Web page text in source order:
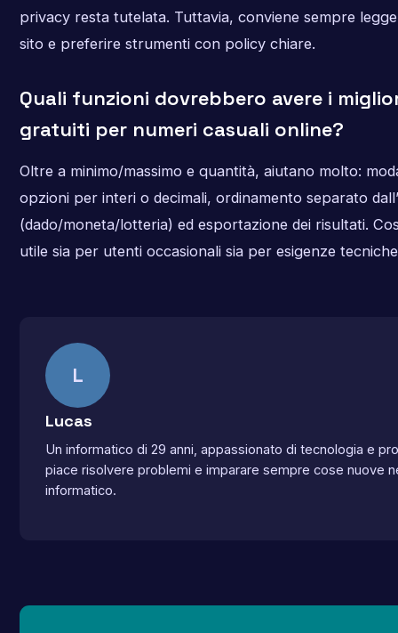
privacy resta tutelata. Tuttavia, conviene sempre
sito e preferire strumenti con policy chiare.
Quali funzioni dovrebbero avere i
gratuiti per numeri casuali online?
Oltre a minimo/massimo e quantità, aiutano molto:
opzioni per interi o decimali, ordinamento separato
(dado/moneta/lotteria) ed esportazione dei risultati.
utile sia per utenti occasionali sia per esigenze
L
Lucas
Un informatico di 29 anni, appassionato di tecnologia e
piace risolvere problemi e imparare sempre cose nuove
informatico.